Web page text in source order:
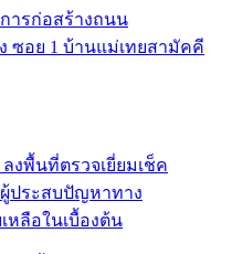
ารก่อสร้างถนน
ซอย 1 บ้านแม่เทยสามัคคี